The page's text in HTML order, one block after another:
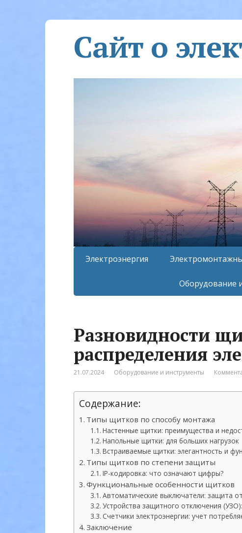
Сайт о
Электроэнергия
Оборудование
Разновидности
распределения
21.07.2024 Оборудование и инструменты
Содержание:
Типы щитков по способу монтажа
Настенные щитки: преимущества и
Напольные щитки: для больших нагрузок
Встраиваемые щитки: элегантность и
Типы щитков по степени защиты
IP-кодировка: что означают цифры?
Функциональные особенности щитков
Автоматические выключатели: защита
Устройства защитного отключения
Счетчики электроэнергии: учет
Заключение